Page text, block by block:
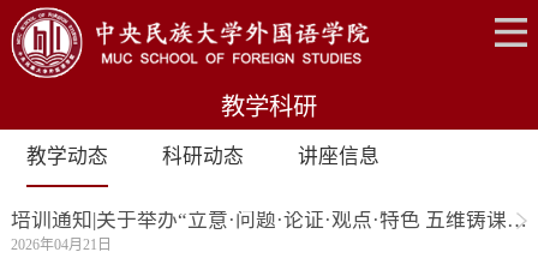
教学科研
教学动态 科研动态 讲座信息
培训通知|关于举办“立意·问题·论证·观点·特色 五维铸课”培训活动的通知
2026年04月21日